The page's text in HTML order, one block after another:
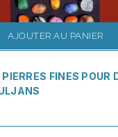
AJOUTER AU PANIER
FINES POUR